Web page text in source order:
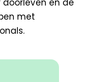
en de
met